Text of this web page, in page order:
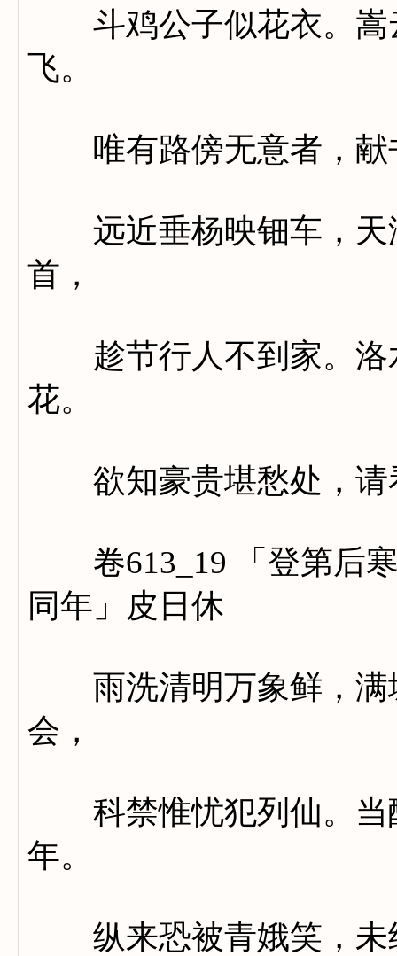
斗鸡公子似花衣。嵩
飞。
唯有路傍无意者，献
远近垂杨映钿车，天
首，
趁节行人不到家。洛
花。
欲知豪贵堪愁处，请
卷613_19 「登第后寒
同年」皮日休
雨洗清明万象鲜，满
会，
科禁惟忧犯列仙。当
年。
纵来恐被青娥笑，未